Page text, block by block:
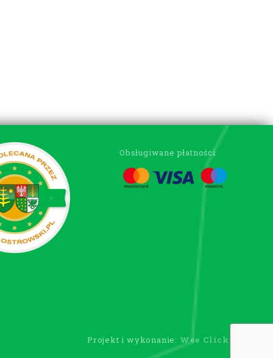
Obsługiwane płatności
Projekt i wykonanie: Wee Click